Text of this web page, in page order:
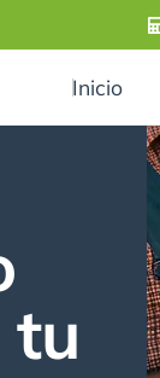
Inicio
tu